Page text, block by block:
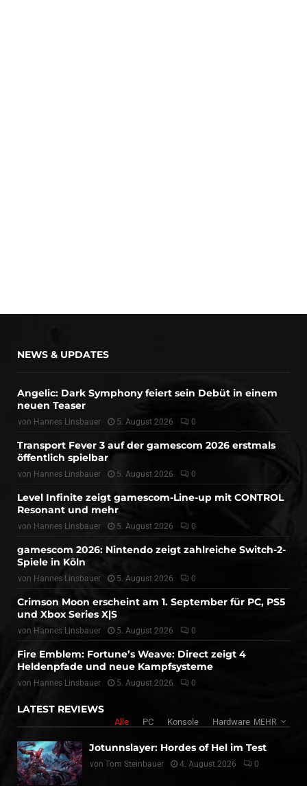
NEWS & UPDATES
Angelic: Dark Symphony feiert sein Debüt in einem
neuen Teaser
von Hannes Linsbauer 5. August 2026 0
Transport Fever 3 auf der gamescom 2026 erstmals
öffentlich spielbar
von Hannes Linsbauer 5. August 2026 0
Level Infinite zeigt gamescom-Line-up mit CONTROL
Resonant und mehr
von Hannes Linsbauer 5. August 2026 0
gamescom 2026: Nintendo zeigt zahlreiche Switch-2-
Spiele in Köln
von Hannes Linsbauer 5. August 2026 0
Crimson Moon erscheint am 1. September für PC, PS5
und Xbox Series X|S
von Hannes Linsbauer 5. August 2026 0
Fire Emblem: Fortune’s Weave: Direct zeigt 4
Heldenpfade und neue Kampfsysteme
von Hannes Linsbauer 5. August 2026 0
LATEST REVIEWS
Alle PC Konsole Hardware MEHR
Jotunnslayer: Hordes of Hel im Test
von Tom Steinbauer 4. August 2026 0